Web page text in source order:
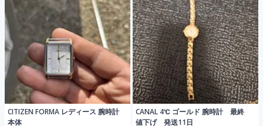
CITIZEN FORMA レディース 腕時計
本体
CANAL 4℃ ゴールド 腕時計 最終
値下げ 発送11日